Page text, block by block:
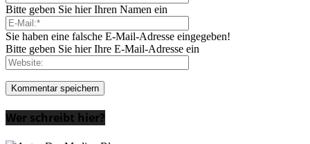
Bitte geben Sie hier Ihren Namen ein
Sie haben eine falsche E-Mail-Adresse eingegeben!
Bitte geben Sie hier Ihre E-Mail-Adresse ein
Wer schreibt hier?